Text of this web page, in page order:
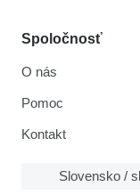
Spoločnosť
O nás
Pomoc
Kontakt
Slovensko /